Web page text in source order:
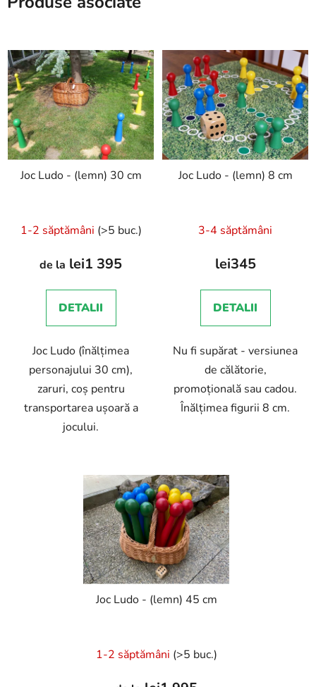
Joc Ludo - (lemn) 30 cm
1-2 săptămâni (>5 buc.)
de la lei1 395
DETALII
Joc Ludo (înălțimea
personajului 30 cm),
zaruri, coș pentru
transportarea ușoară a
jocului.
Joc Ludo - (lemn) 8 cm
3-4 săptămâni
lei345
DETALII
Nu fi supărat - versiunea
de călătorie,
promoțională sau cadou.
Înălțimea figurii 8 cm.
Joc Ludo - (lemn) 45 cm
1-2 săptămâni (>5 buc.)